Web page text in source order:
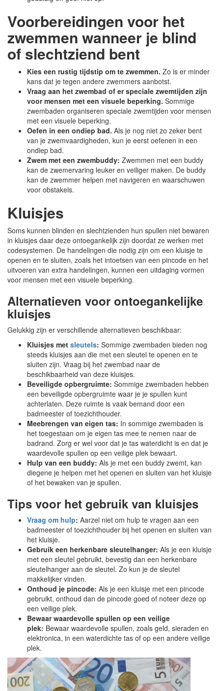
Voorbereidingen voor het
zwemmen wanneer je blind
of slechtziend bent
Kies een rustig tijdstip om te zwemmen. Zo is er minder
kans dat je tegen andere zwemmers aanbotst.
Vraag aan het zwembad of er speciale zwemtijden zijn
voor mensen met een visuele beperking. Sommige
zwembaden organiseren speciale zwemtijden voor mensen
met een visuele beperking.
Oefen in een ondiep bad. Als je nog niet zo zeker bent
van je zwemvaardigheden, kun je eerst oefenen in een
ondiep bad.
Zwem met een zwembuddy: Zwemmen met een buddy
kan de zwemervaring leuker en veiliger maken. De buddy
kan de zwemmer helpen met navigeren en waarschuwen
voor obstakels.
Kluisjes
Soms kunnen blinden en slechtzienden hun spullen niet bewaren
in kluisjes daar deze ontoegankelijk zijn doordat ze werken met
codesystemen. De handelingen die nodig zijn om een kluisje te
openen en te sluiten, zoals het intoetsen van een pincode en het
uitvoeren van extra handelingen, kunnen een uitdaging vormen
voor mensen met een visuele beperking.
Alternatieven voor ontoegankelijke
kluisjes
Gelukkig zijn er verschillende alternatieven beschikbaar:
Kluisjes met sleutels: Sommige zwembaden bieden nog
steeds kluisjes aan die met een sleutel te openen en te
sluiten zijn. Vraag bij het zwembad naar de
beschikbaarheid van deze kluisjes.
Beveiligde opbergruimte: Sommige zwembaden hebben
een beveiligde opbergruimte waar je je spullen kunt
achterlaten. Deze ruimte is vaak bemand door een
badmeester of toezichthouder.
Meebrengen van eigen tas: In sommige zwembaden is
het toegestaan om je eigen tas mee te nemen naar de
badrand. Zorg er wel voor dat je tas waterdicht is en dat je
waardevolle spullen op een veilige plek bewaart.
Hulp van een buddy: Als je met een buddy zwemt, kan
diegene je helpen met het openen en sluiten van het kluisje
of het bewaken van je spullen.
Tips voor het gebruik van kluisjes
Vraag om hulp: Aarzel niet om hulp te vragen aan een
badmeester of toezichthouder bij het openen en sluiten van
het kluisje.
Gebruik een herkenbare sleutelhanger: Als je een kluisje
met een sleutel gebruikt, bevestig dan een herkenbare
sleutelhanger aan de sleutel. Zo kun je de sleutel
makkelijker vinden.
Onthoud je pincode: Als je een kluisje met een pincode
gebruikt, onthoud dan de pincode goed of noteer deze op
een veilige plek.
Bewaar waardevolle spullen op een veilige
plek: Bewaar waardevolle spullen, zoals geld, sieraden en
elektronica, in een waterdichte tas of op een andere veilige
plek.